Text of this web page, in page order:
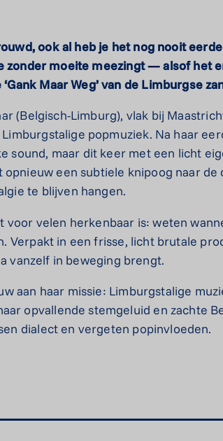
ook al heb je het nog nooit
zonder moeite meezingt — alsof het
Maar Weg’ van de Limburgse
(Belgisch-Limburg), vlak bij
popmuziek. Na haar
sound, maar dit keer met een licht
opnieuw een subtiele knipoog naar
te blijven hangen.
voor velen herkenbaar is: weten
Verpakt in een frisse, licht brutale
vanzelf in beweging brengt.
aan haar missie: Limburgstalige
opvallende stemgeluid en zachte
dialect en vergeten popinvloeden.